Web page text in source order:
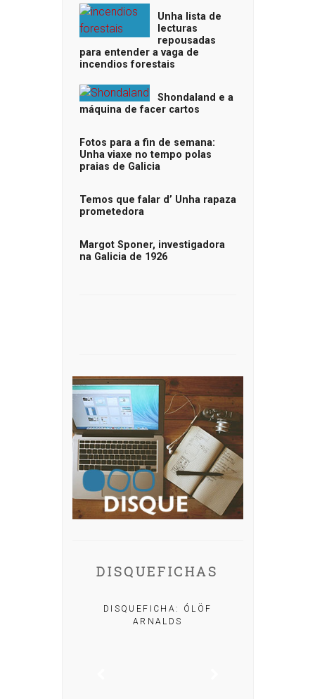
Unha lista de
lecturas
repousadas
para entender a vaga de
incendios forestais
Shondaland e a
máquina de facer cartos
Fotos para a fin de semana:
Unha viaxe no tempo polas
praias de Galicia
Temos que falar d’ Unha rapaza
prometedora
Margot Sponer, investigadora
na Galicia de 1926
DISQUEFICHAS
DISQUEFICHA: ÓLÖF
ARNALDS